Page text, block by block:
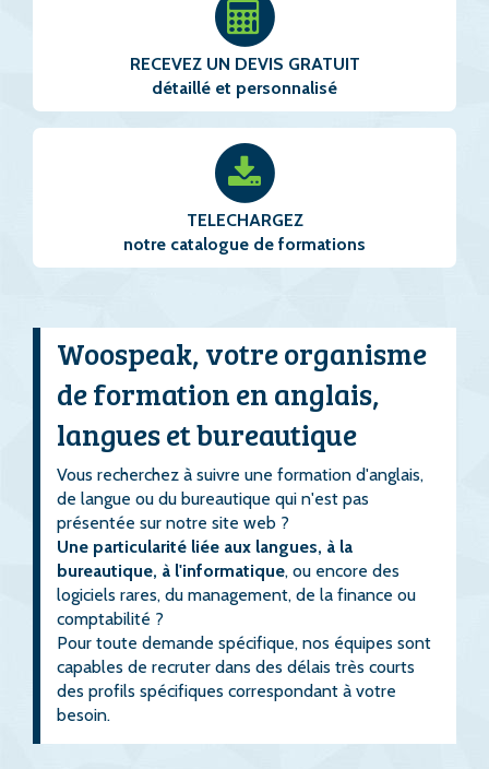
RECEVEZ UN DEVIS GRATUIT
détaillé et personnalisé
TELECHARGEZ
notre catalogue de formations
Woospeak, votre organisme
de formation en anglais,
langues et bureautique
Vous recherchez à suivre une formation d'anglais,
de langue ou du bureautique qui n'est pas
présentée sur notre site web ?
Une particularité liée aux langues, à la
bureautique, à l'informatique, ou encore des
logiciels rares, du management, de la finance ou
comptabilité ?
Pour toute demande spécifique, nos équipes sont
capables de recruter dans des délais très courts
des profils spécifiques correspondant à votre
besoin.